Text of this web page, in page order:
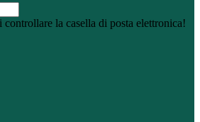
la casella di posta elettronica!